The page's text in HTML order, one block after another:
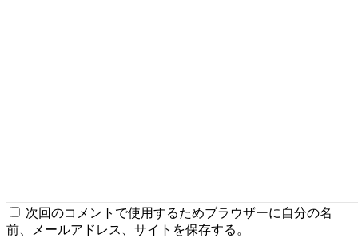
次回のコメントで使用するためブラウザーに自分の名
前、メールアドレス、サイトを保存する。